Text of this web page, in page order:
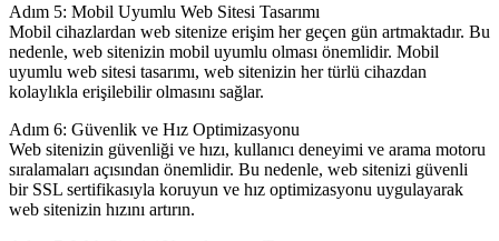
Adım 5: Mobil Uyumlu Web Sitesi Tasarımı
Mobil cihazlardan web sitenize erişim her geçen gün artmaktadır. Bu
nedenle, web sitenizin mobil uyumlu olması önemlidir. Mobil
uyumlu web sitesi tasarımı, web sitenizin her türlü cihazdan
kolaylıkla erişilebilir olmasını sağlar.
Adım 6: Güvenlik ve Hız Optimizasyonu
Web sitenizin güvenliği ve hızı, kullanıcı deneyimi ve arama motoru
sıralamaları açısından önemlidir. Bu nedenle, web sitenizi güvenli
bir SSL sertifikasıyla koruyun ve hız optimizasyonu uygulayarak
web sitenizin hızını artırın.